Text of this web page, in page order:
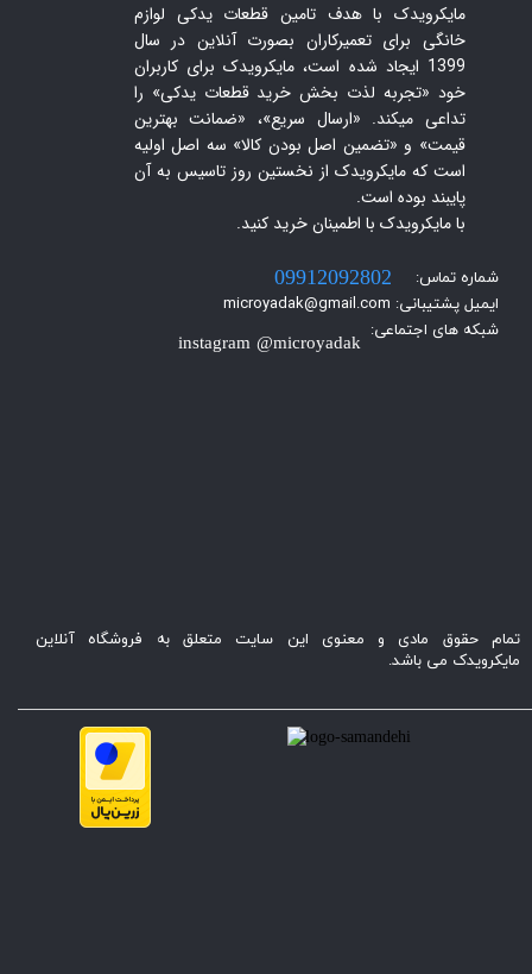
مایکرویدک با هدف تامین قطعات یدکی لوازم
خانگی برای تعمیرکاران بصورت آنلاین در سال
1399 ایجاد شده است، مایکرویدک برای کاربران
خود «تجربه لذت بخش خرید قطعات یدکی» را
تداعی میکند. «ارسال سریع»، «ضمانت بهترین
قیمت» و «تضمین اصل بودن کالا» سه اصل اولیه
است که مایکرویدک از نخستین روز تاسیس به آن
پایبند بوده است.
با مایکرویدک با اطمینان خرید کنید.​​​​​​​
شماره تماس:
ایمیل پشتیبانی: microyadak@gmail.com
شبکه های اجتماعی:
instagram @microyadak
09912092802
تمام حقوق مادی و معنوی این سایت متعلق به فروشگاه آنلاین
مایکرویدک می باشد.